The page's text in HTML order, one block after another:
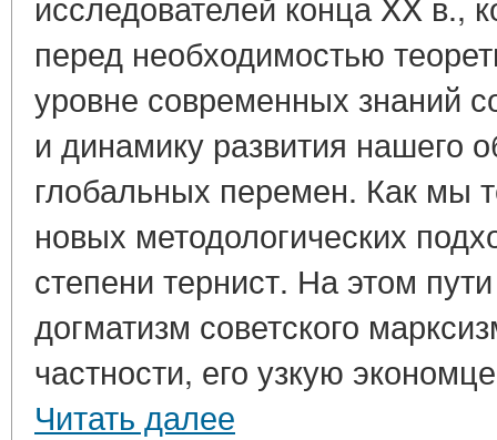
перед необходимостью
уровне современных знаний
и динамику развития нашего
глобальных перемен. Как мы
новых методологических
степени тернист. На этом
догматизм советского
частности, его узкую
Читать далее